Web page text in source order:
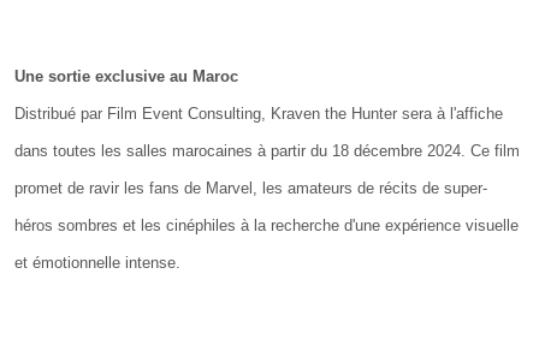
Une sortie exclusive au Maroc
Distribué par Film Event Consulting, Kraven the Hunter sera à l'affiche
dans toutes les salles marocaines à partir du 18 décembre 2024. Ce film
promet de ravir les fans de Marvel, les amateurs de récits de super-
héros sombres et les cinéphiles à la recherche d'une expérience visuelle
et émotionnelle intense.